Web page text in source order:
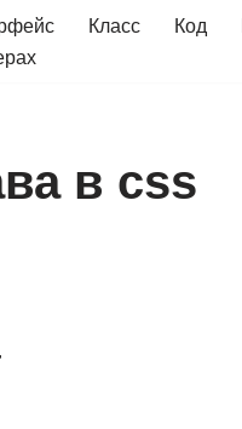
Класс Код
в css